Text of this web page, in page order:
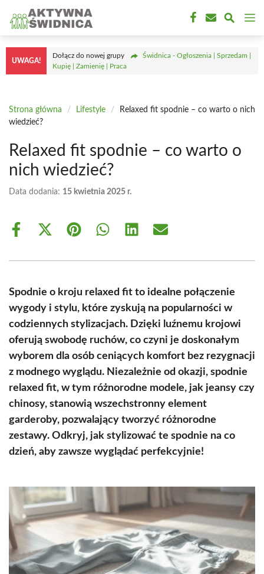
treści
UWAGA!
Dołącz do nowej grupy
Świdnica - Ogłoszenia | Sprzedam |
Kupię | Zamienię | Praca
Strona główna / Lifestyle /
Relaxed fit spodnie – co warto o nich
wiedzieć?
Relaxed fit spodnie – co warto o
nich wiedzieć?
Data dodania: 15 kwietnia 2025 r.
Share
Share
(Twitter)
Share Share Share Share
Spodnie o kroju relaxed fit to idealne połączenie
wygody i stylu, które zyskują na popularności w
codziennych stylizacjach. Dzięki luźnemu krojowi
oferują swobodę ruchów, co czyni je doskonałym
wyborem dla osób ceniących komfort bez rezygnacji
z modnego wyglądu. Niezależnie od okazji, spodnie
relaxed fit, w tym różnorodne modele, jak jeansy czy
chinosy, stanowią wszechstronny element
garderoby, pozwalający tworzyć różnorodne
zestawy. Odkryj, jak stylizować te spodnie na co
dzień, aby zawsze wyglądać perfekcyjnie!